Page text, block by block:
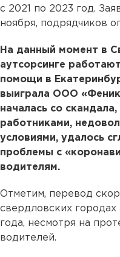
с 2021 по 2023 год.
ноября, подрядчиков
На данный момент в
аутсорсинге
помощи в
выиграла ООО
началась со
работниками,
условиями, удалось
проблемы с
водителям.
Отметим, перевод
свердловских городах
года, несмотря на
водителей.